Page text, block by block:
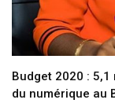
Budget 2020 :
du numérique au